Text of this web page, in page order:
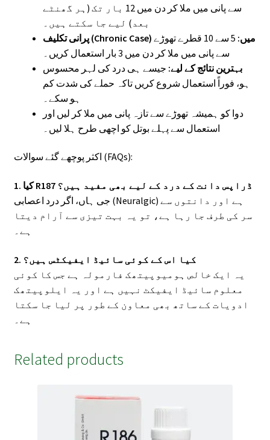
سے پانی میں ملا کر دن میں 12 بار تک (ہر گھنٹے
بعد) لیے جا سکتے ہیں۔
پرانی تکلیف (Chronic Case) میں:
5 سے 10 قطرے تھوڑے
سے پانی میں ملا کر دن میں 3 بار استعمال کریں۔
بہترین نتائج کے لیے: جیسے ہی درد کی لہر محسوس
ہو، فوراً استعمال شروع کریں تاکہ حملے کی شدت کم
ہو سکے۔
دوا کو ہمیشہ تھوڑے سے تازہ پانی میں ملا کر لیں اور
استعمال سے پہلے بوتل کو اچھی طرح ہلا لیں۔
اکثر پوچھے گئے سوالات (FAQs):
1. کیا R187 ڈراپس دانت کے درد کے لیے بھی مفید ہیں؟
جی ہاں، اگر درد اعصابی (Neuralgic) ہے اور دانتوں سے
سر کی طرف جا رہا ہے، تو یہ بہت تیزی سے آرام دیتا
ہے۔
2. کیا اس کے کوئی سائیڈ ایفیکٹس ہیں؟
یہ ایک خالص ہومیوپیتھک فارمولہ ہے جس کا کوئی
معلوم سائیڈ ایفیکٹ نہیں ہے اور یہ ایلوپیتھک
ادویات کے ساتھ بھی معاون کے طور پر لیا جا سکتا
ہے۔
Related products